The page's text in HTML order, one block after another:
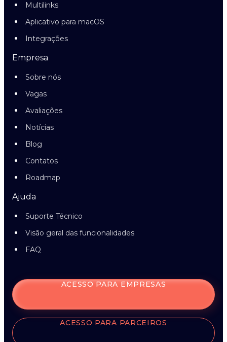
Multilinks
Aplicativo para macOS
Integrações
Empresa
Sobre nós
Vagas
Avaliações
Notícias
Blog
Contatos
Roadmap
Ajuda
Suporte Técnico
Visão geral das funcionalidades
FAQ
ACESSO PARA EMPRESAS
ACESSO PARA PARCEIROS